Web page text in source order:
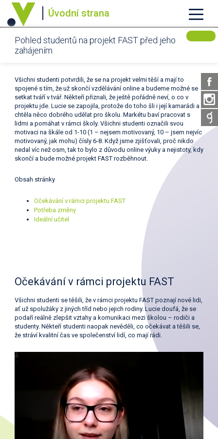
Úvodní strana
Pohled studentů na projekt FAST před jeho
zahájením
Všichni studenti potvrdili, že se na projekt velmi těší a mají to
spojené s tím, že už skončí vzdělávání online a budeme možné se
setkat tváří v tvář. Někteří přiznali, že ještě pořádně neví, o co v
projektu jde. Lucie se zapojila, protože do toho šli i její kamarádi a
chtěla něco dobrého udělat pro školu. Markétu baví pracovat s
lidmi a pomáhat v rámci školy. Všichni studenti označili svou
motivaci na škále od 1-10 (1 – nejsem motivovaný, 10 – jsem nejvíc
motivovaný, jak mohu) čísly 6-8. Když jsme zjišťovali, proč nikdo
nedal víc než osm, tak to bylo z důvodu online výuky a nejistoty, kdy
skončí a bude možné projekt FAST rozběhnout.
Obsah stránky
Očekávání v rámci projektu FAST
Potřeba změny
Ideální učitel
Očekávání v rámci projektu FAST
Všichni studenti se těšili, že v rámci projektu FAST poznají nové lidi,
ať už spolužáky z jiných tříd nebo jejich rodiny. Lucie doufá, že se
podaří reálně zlepšit vztahy a komunikaci mezi školou – rodiči a
studenty. Někteří studenti naopak nevěděli, co očekávat a těšili se,
že stráví kvalitní čas ve společenství lidí, co mají rádi.